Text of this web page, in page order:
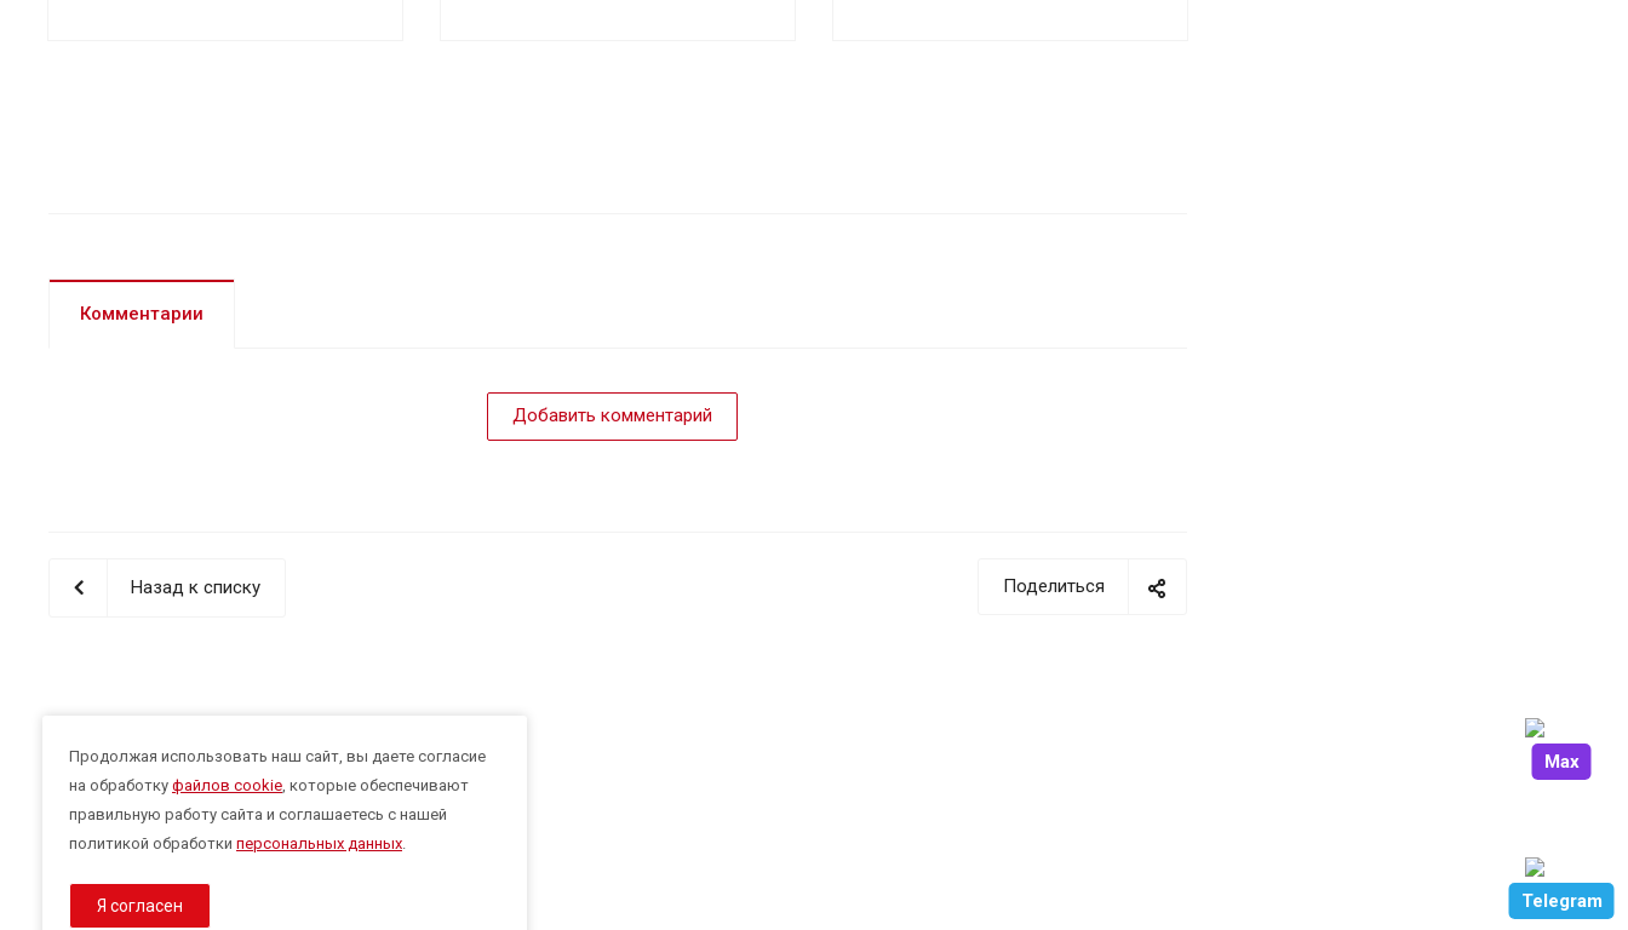
Комментарии
Добавить комментарий
Поделиться
Назад к списку
Telegram
Max
Продолжая использовать наш сайт, вы даете согласие
на обработку файлов cookie, которые обеспечивают
правильную работу сайта и соглашаетесь с нашей
политикой обработки персональных данных.
Я согласен